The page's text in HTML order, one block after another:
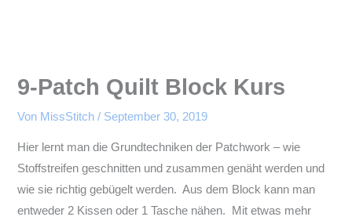
9-Patch Quilt Block Kurs
Von MissStitch/ September 30, 2019
Hier lernt man die Grundtechniken der Patchwork – wie
Stoffstreifen geschnitten und zusammen genäht werden und
wie sie richtig gebügelt werden. Aus dem Block kann man
entweder 2 Kissen oder 1 Tasche nähen. Mit etwas mehr